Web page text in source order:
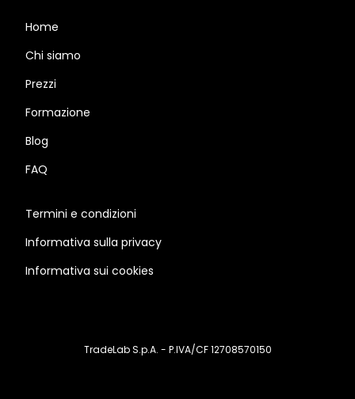
Home
Chi siamo
Prezzi
Formazione
Blog
FAQ
Termini e condizioni
Informativa sulla privacy
Informativa sui cookies
TradeLab S.p.A. - P.IVA/CF 12708570150